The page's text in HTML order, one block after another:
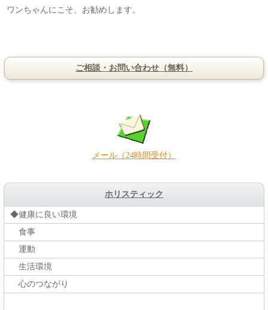
ワンちゃんにこそ、お勧めします。
ご相談・お問い合わせ（無料）
メール（24時間受付）
ホリスティック
◆健康に良い環境
食事
運動
生活環境
心のつながり